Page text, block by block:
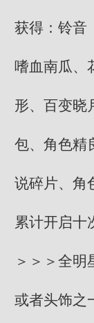
获得：铃音
嗜血南瓜、
形、百变晓
包、角色精
说碎片、角
累计开启十
＞＞＞全
或者头饰之